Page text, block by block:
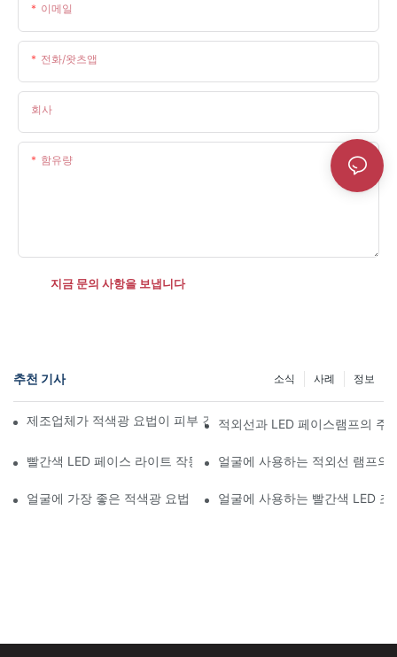
이메일
전화/왓츠앱
회사
함유량
지금 문의 사항을 보냅니다
추천 기사 정보
사례
소식
제조업체가 적색광 요법이 피부 건강을 증진하는 방법을 설명합니
적외선과 LED 페이스램프의 주
빨간색 LED 페이스 라이트 작동 원리 이해얼굴에 사용하는 적외선 램프의
얼굴에 가장 좋은 적색광 요법 vs 화학적 필링얼굴에 사용하는 빨간색 LED